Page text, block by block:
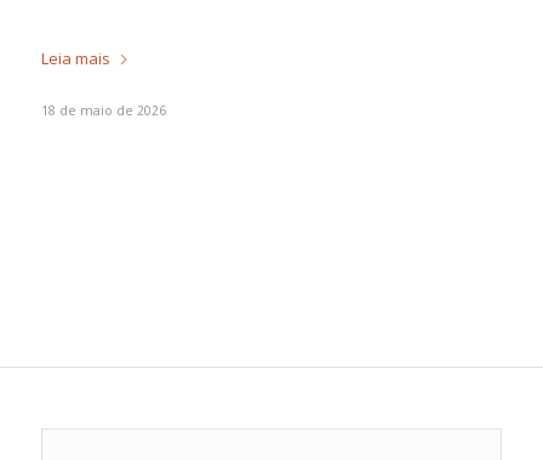
Leia mais
18 de maio de 2026